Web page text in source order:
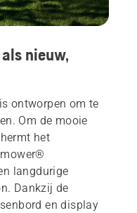
nieuw,
ontworpen om te
Om de mooie
het
langdurige
en display